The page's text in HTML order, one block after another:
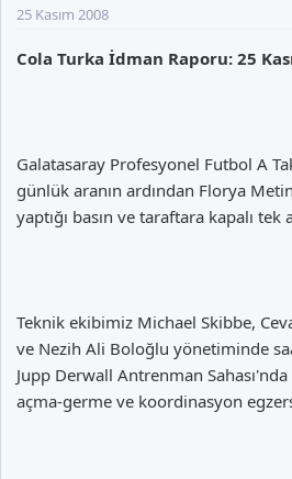
25 Kasım 2008
Cola Turka İdman Raporu: 25
Galatasaray Profesyonel Futbol A
günlük aranın ardından Florya
yaptığı basın ve taraftara kapalı
Teknik ekibimiz Michael Skibbe,
ve Nezih Ali Boloğlu yönetiminde
Jupp Derwall Antrenman Sahası'nda
açma-germe ve koordinasyon